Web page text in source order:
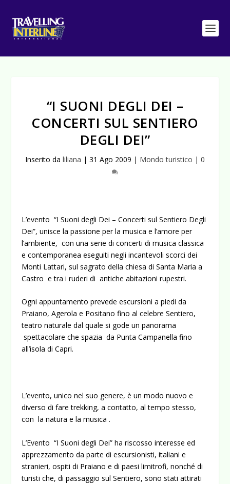
“I SUONI DEGLI DEI –
CONCERTI SUL SENTIERO
DEGLI DEI”
Inserito da liliana | 31 Ago 2009 | Mondo turistico | 0
L’evento “I Suoni degli Dei – Concerti sul Sentiero Degli
Dei”, unisce la passione per la musica e l’amore per
l’ambiente, con una serie di concerti di musica classica
e contemporanea eseguiti negli incantevoli scorci dei
Monti Lattari, sul sagrato della chiesa di Santa Maria a
Castro e tra i ruderi di antiche abitazioni rupestri.
Ogni appuntamento prevede escursioni a piedi da
Praiano, Agerola e Positano fino al celebre Sentiero,
teatro naturale dal quale si gode un panorama
spettacolare che spazia da Punta Campanella fino
all’isola di Capri.
L’evento, unico nel suo genere, è un modo nuovo e
diverso di fare trekking, a contatto, al tempo stesso,
con la natura e la musica .
L’Evento “I Suoni degli Dei” ha riscosso interesse ed
apprezzamento da parte di escursionisti, italiani e
stranieri, ospiti di Praiano e di paesi limitrofi, nonché di
turisti che, di passaggio sul Sentiero, sono stati attirati